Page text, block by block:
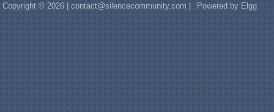
Copyright © 2026 | contact@silencecommunity.com | Powered by Elgg